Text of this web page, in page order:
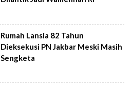
Rumah Lansia 82 Tahun
Dieksekusi PN Jakbar Meski Masih
Sengketa